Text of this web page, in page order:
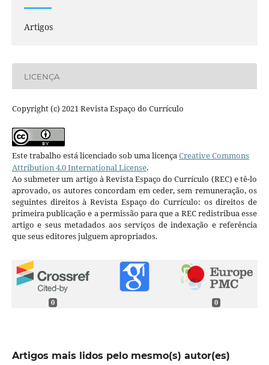
Artigos
LICENÇA
Copyright (c) 2021 Revista Espaço do Currículo
Este trabalho está licenciado sob uma licençaCreative Commons
Attribution 4.0 International License.
Ao submeter um artigo à Revista Espaço do Currículo (REC) e tê-lo
aprovado, os autores concordam em ceder, sem remuneração, os
seguintes direitos à Revista Espaço do Currículo: os direitos de
primeira publicação e a permissão para que a REC redistribua esse
artigo e seus metadados aos serviços de indexação e referência
que seus editores julguem apropriados.
0 0
Artigos mais lidos pelo mesmo(s) autor(es)